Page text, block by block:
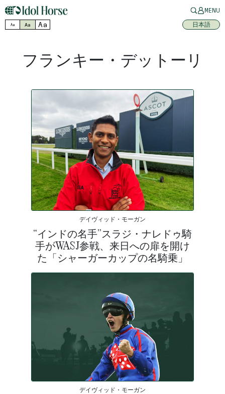
MENU
Aa Aa Aa 日本語
フランキー・デットーリ
デイヴィッド・モーガン
“インドの名手”スラジ・ナレドゥ騎
手がWASJ参戦、来日への扉を開け
た「シャーガーカップの名騎乗」
デイヴィッド・モーガン